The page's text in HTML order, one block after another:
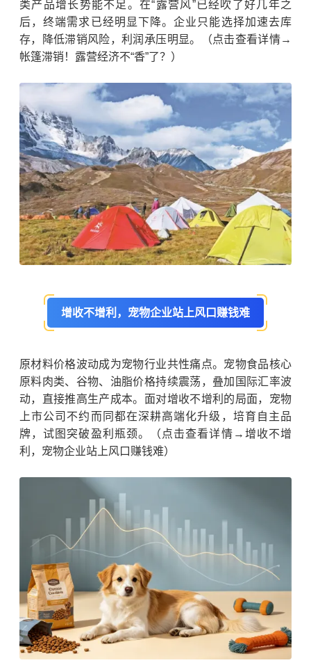
类产品增长势能不足。在“露营风”已经吹了好几年之
后，终端需求已经明显下降。企业只能选择加速去库
存，降低滞销风险，利润承压明显。（点击查看详情→
帐篷滞销！露营经济不“香”了？）
增收不增利，宠物企业站上风口赚钱难
原材料价格波动成为宠物行业共性痛点。宠物食品核心
原料肉类、谷物、油脂价格持续震荡，叠加国际汇率波
动，直接推高生产成本。面对增收不增利的局面，宠物
上市公司不约而同都在深耕高端化升级，培育自主品
牌，试图突破盈利瓶颈。（点击查看详情→增收不增
利，宠物企业站上风口赚钱难）